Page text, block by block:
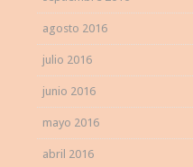
agosto 2016
julio 2016
junio 2016
mayo 2016
abril 2016